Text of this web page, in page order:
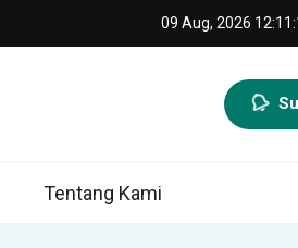
09 Aug, 2026
Tentang Kami